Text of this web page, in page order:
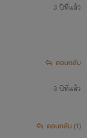
3 ปีที่แล้ว
ตอบกลับ
3 ปีที่แล้ว
ตอบกลับ (1)